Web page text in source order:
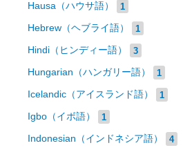
Hausa（ハウサ語） 1
Hebrew（ヘブライ語） 1
Hindi（ヒンディー語） 3
Hungarian（ハンガリー語） 1
Icelandic（アイスランド語） 1
Igbo（イボ語） 1
Indonesian（インドネシア語） 4